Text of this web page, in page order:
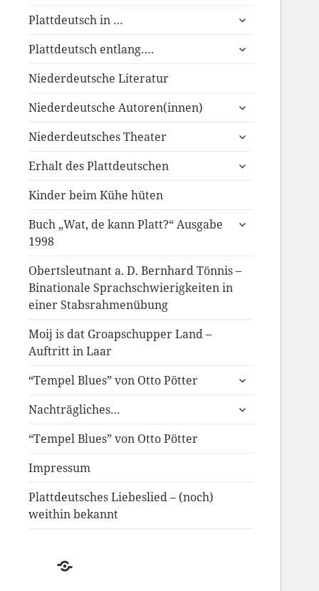
Plattdeutsch in …
untermenü
Plattdeutsch entlang….
untermenü
Niederdeutsche Literatur
Niederdeutsche Autoren(innen)
untermenü
Niederdeutsches Theater
untermenü
Erhalt des Plattdeutschen
untermenü
Kinder beim Kühe hüten
Buch „Wat, de kann Platt?“ Ausgabe
1998
untermenü
Obertsleutnant a. D. Bernhard Tönnis –
Binationale Sprachschwierigkeiten in
einer Stabsrahmenübung
Moij is dat Groapschupper Land –
Auftritt in Laar
“Tempel Blues” von Otto Pötter
untermenü
Nachträgliches…
untermenü
“Tempel Blues” von Otto Pötter
Impressum
Plattdeutsches Liebeslied – (noch)
weithin bekannt
Der